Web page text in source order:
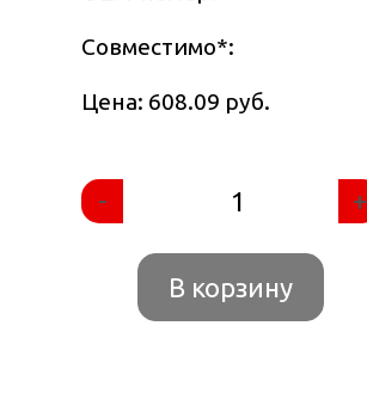
Совместимо*:
Цена: 608.09 руб.
- +
В корзину